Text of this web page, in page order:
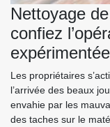
Nettoyage
confiez
Les propriétaires
l’arrivée des beaux
envahie par les
des taches sur le